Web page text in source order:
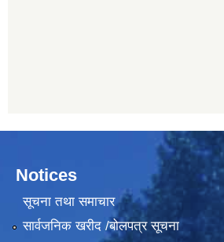
Notices
सूचना तथा समाचार
सार्वजनिक खरीद /बोलपत्र सूचना